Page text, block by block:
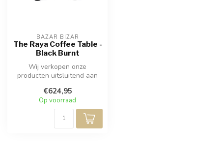
BAZAR BIZAR
The Raya Coffee Table -
Black Burnt
Wij verkopen onze
producten uitsluitend aan
van onze (...
€624,95
Op voorraad